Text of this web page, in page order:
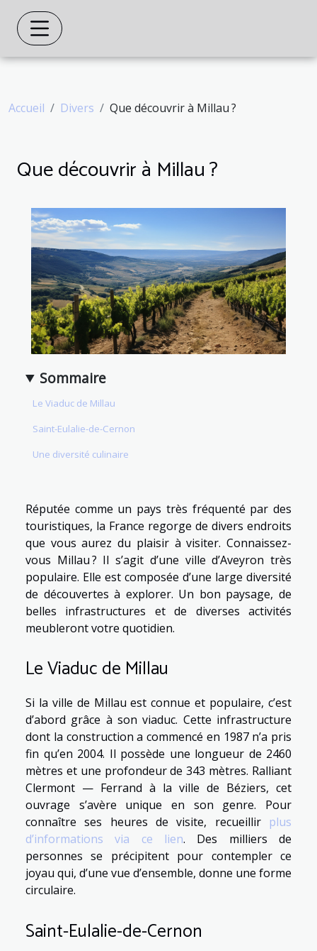
Accueil Divers Que découvrir à Millau ?
Que découvrir à Millau ?
Sommaire
Le Viaduc de Millau
Saint-Eulalie-de-Cernon
Une diversité culinaire
Réputée comme un pays très fréquenté par des
touristiques, la France regorge de divers endroits
que vous aurez du plaisir à visiter. Connaissez-
vous Millau ? Il s’agit d’une ville d’Aveyron très
populaire. Elle est composée d’une large diversité
de découvertes à explorer. Un bon paysage, de
belles infrastructures et de diverses activités
meubleront votre quotidien.
Le Viaduc de Millau
Si la ville de Millau est connue et populaire, c’est
d’abord grâce à son viaduc. Cette infrastructure
dont la construction a commencé en 1987 n’a pris
fin qu’en 2004. Il possède une longueur de 2460
mètres et une profondeur de 343 mètres. Ralliant
Clermont — Ferrand à la ville de Béziers, cet
ouvrage s’avère unique en son genre. Pour
connaître ses heures de visite, recueillir plus
d’informations via ce lien. Des milliers de
personnes se précipitent pour contempler ce
joyau qui, d’une vue d’ensemble, donne une forme
circulaire.
Saint-Eulalie-de-Cernon